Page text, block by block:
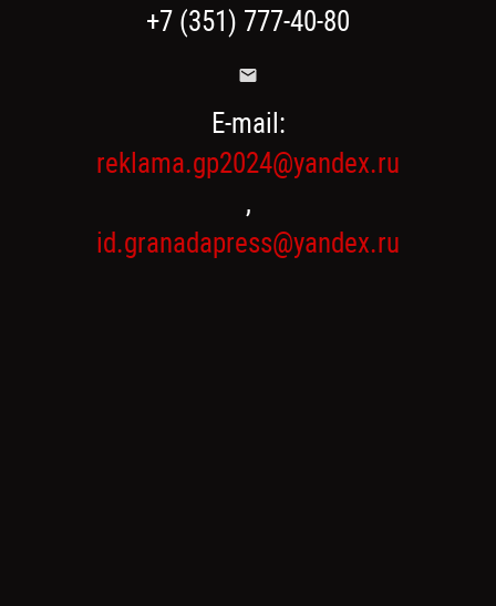
+7 (351) 777-40-80
E-mail:
reklama.gp2024@yandex.ru
,
id.granadapress@yandex.ru